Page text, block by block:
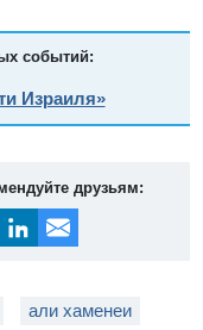
событий:
Израиля»
друзьям:
али хаменеи